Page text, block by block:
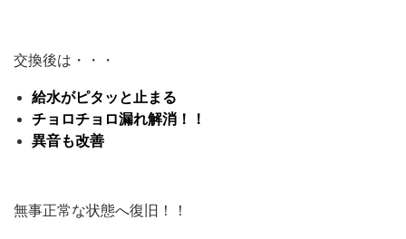
交換後は・・・
給水がピタッと止まる
チョロチョロ漏れ解消！！
異音も改善
無事正常な状態へ復旧！！